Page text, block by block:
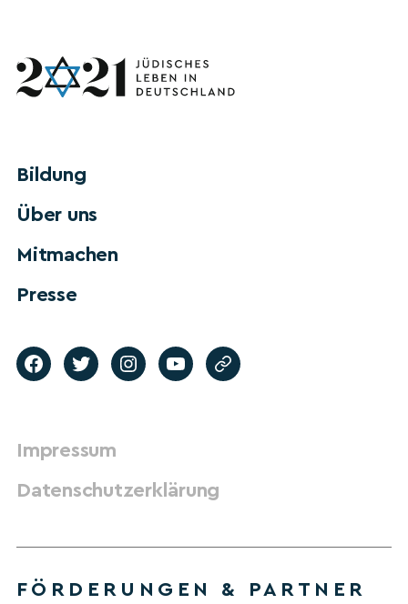
Bildung
Über uns
Mitmachen
Presse
Impressum
Datenschutzerklärung
FÖRDERUNGEN & PARTNER